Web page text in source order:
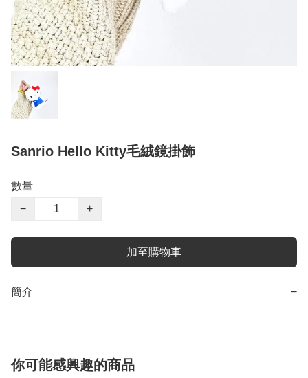
Sanrio Hello Kitty毛絨鏡掛飾
數量
−
+
加至購物車
簡介 −
你可能感興趣的商品